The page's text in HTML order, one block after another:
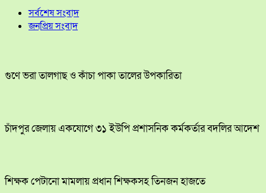
সর্বশেষ সংবাদ
জনপ্রিয় সংবাদ
গুণে ভরা তালগাছ ও কাঁচা পাকা তালের উপকারিতা
চাঁদপুর জেলায় একযোগে ৩১ ইউপি প্রশাসনিক কর্মকর্তার বদলির আদেশ
শিক্ষক পেটানো মামলায় প্রধান শিক্ষকসহ তিনজন হাজতে